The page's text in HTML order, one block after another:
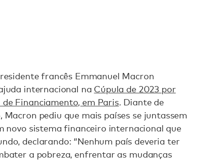
francês Emmanuel Macron
internacional na Cúpula de 2023 por
Financiamento, em Paris. Diante de
pediu que mais países se juntassem
novo sistema financeiro internacional que
declarando: “Nenhum país deveria ter
a pobreza, enfrentar as mudanças